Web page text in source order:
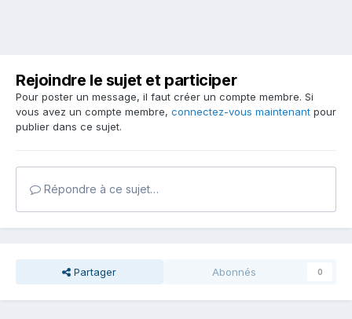
Rejoindre le sujet et participer
Pour poster un message, il faut créer un compte membre. Si
vous avez un compte membre, connectez-vous maintenant pour
publier dans ce sujet.
Répondre à ce sujet…
Partager Abonnés 0